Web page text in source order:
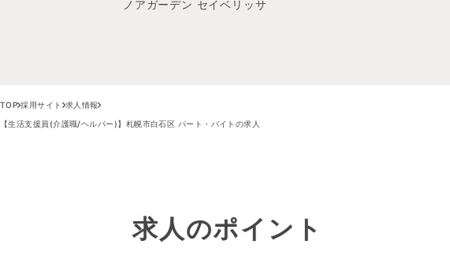
ノアガーデン セイベリッサ
TOP 採用サイト 求人情報
【生活支援員(介護職/ヘルパー)】札幌市白石区 パート・バイトの求人
求人のポイント